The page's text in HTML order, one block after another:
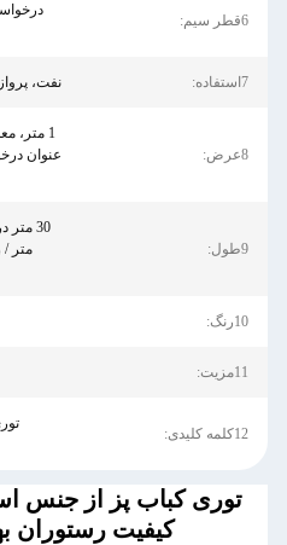
6قطر سیم:
7استفاده: نفت،
8عرض:
9طول:
10رنگ:
11مزیت:
12کلمه کلیدی:
توری کباب پز از جنس
کیفیت رستوران